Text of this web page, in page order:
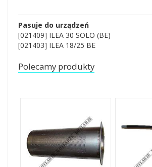
Pasuje do urządzeń
[021409] ILEA 30 SOLO (BE)
[021403] ILEA 18/25 BE
Polecamy produkty